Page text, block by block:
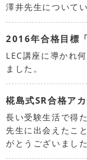
澤井先生について
2016年合格目標
LEC講座に導かれ
ました。
椛島式SR合格ア
長い受験生活で得
先生に出会えたこ
がとうございまし